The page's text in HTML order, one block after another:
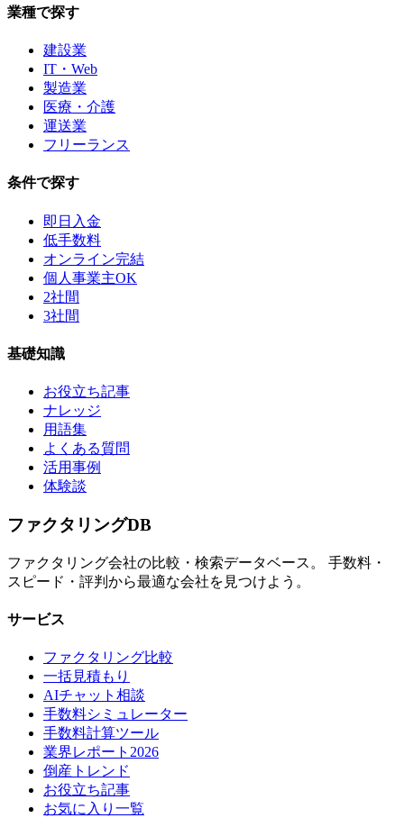
業種で探す
建設業
IT・Web
製造業
医療・介護
運送業
フリーランス
条件で探す
即日入金
低手数料
オンライン完結
個人事業主OK
2社間
3社間
基礎知識
お役立ち記事
ナレッジ
用語集
よくある質問
活用事例
体験談
ファクタリングDB
ファクタリング会社の比較・検索データベース。 手数料・
スピード・評判から最適な会社を見つけよう。
サービス
ファクタリング比較
一括見積もり
AIチャット相談
手数料シミュレーター
手数料計算ツール
業界レポート2026
倒産トレンド
お役立ち記事
お気に入り一覧